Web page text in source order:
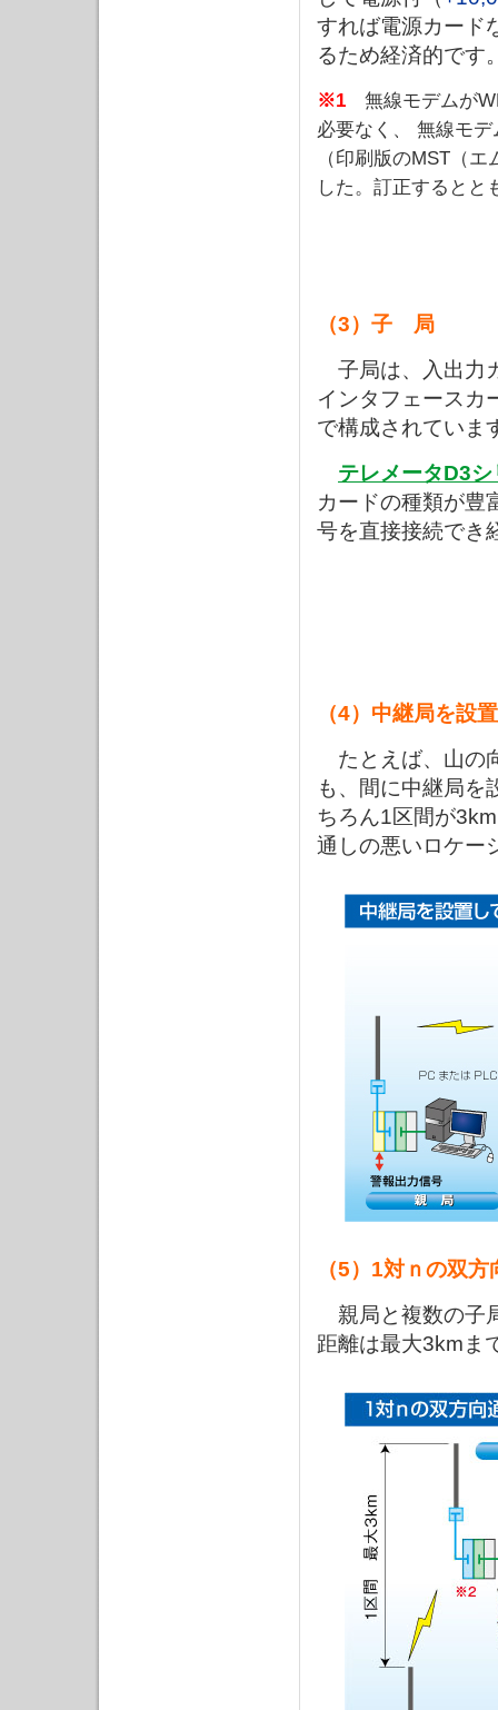
すれば電源カード
るため経済的です
※1 無線モデムが
必要なく、 無線モ
（印刷版のMST（
した。訂正するとと
（3）子 局
子局は、入出力
インタフェースカ
で構成されていま
テレメータD3シ
カードの種類が豊
号を直接接続でき
（4）中継局を設
たとえば、山の
も、間に中継局を
ちろん1区間が
通しの悪いロケー
（5）1対ｎの双
親局と複数の子
距離は最大3kmま